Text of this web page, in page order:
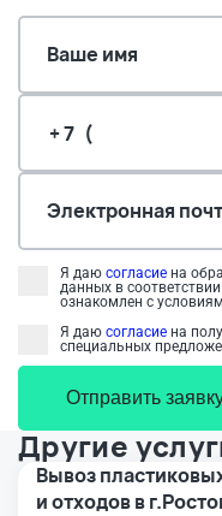
Ваше имя
Электронная
Я даю согласие на
данных в
ознакомлен с
Я даю согласие на
специальных
Отправить
Другие
Вывоз
и отходов в